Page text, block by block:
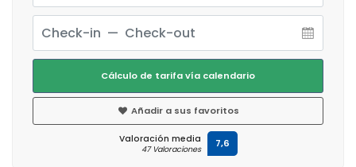
Cálculo de tarifa vía calendario
Añadir a sus favoritos
Valoración media
47 Valoraciones 7,6